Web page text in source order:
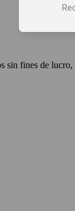
fines de